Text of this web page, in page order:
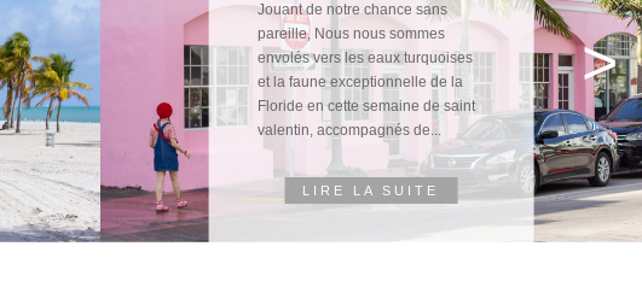
Bien que Yakushima ait été le lieu
le plus éloigné et le plus
difficilement accessible que nous
ayons eu à affronter pendant notre
séjour, il était impensable d'en
priver Corantin pour son...
>